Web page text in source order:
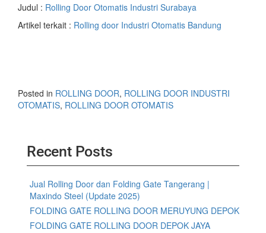
Judul : Rolling Door Otomatis Industri Surabaya
Artikel terkait : Rolling door Industri Otomatis Bandung
Posted in ROLLING DOOR, ROLLING DOOR INDUSTRI
OTOMATIS, ROLLING DOOR OTOMATIS
Recent Posts
Jual Rolling Door dan Folding Gate Tangerang |
Maxindo Steel (Update 2025)
FOLDING GATE ROLLING DOOR MERUYUNG DEPOK
FOLDING GATE ROLLING DOOR DEPOK JAYA